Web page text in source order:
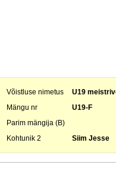
Võistluse nimetus
U19
Mängu nr
U19-F
Parim mängija (B)
Kohtunik 2 Siim Jesse